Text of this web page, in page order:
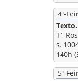
4ª-
T1
s.
140h
5ª-